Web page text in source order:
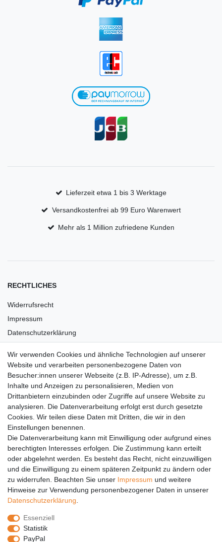
Lieferzeit etwa 1 bis 3 Werktage
Versandkostenfrei ab 99 Euro Warenwert
Mehr als 1 Million zufriedene Kunden
RECHTLICHES
Widerrufsrecht
Impressum
Datenschutzerklärung
Versandkosten
Barrierefreiheit
Anleitungen
Vertrag widerrufen
PARTNER
DHL
GLS
PaketPLUS
SPONSORING
Malchower SV 90
Malchower Wölfe
Wir verwenden Cookies und ähnliche Technologien auf unserer
Website und verarbeiten personenbezogene Daten von
Besucher:innen unserer Webseite (z.B. IP-Adresse), um z.B.
Inhalte und Anzeigen zu personalisieren, Medien von
Drittanbietern einzubinden oder Zugriffe auf unsere Website zu
analysieren. Die Datenverarbeitung erfolgt erst durch gesetzte
Cookies. Wir teilen diese Daten mit Dritten, die wir in den
Einstellungen benennen.
Die Datenverarbeitung kann mit Einwilligung oder aufgrund eines
berechtigten Interesses erfolgen. Die Zustimmung kann erteilt
oder abgelehnt werden. Es besteht das Recht, nicht einzuwilligen
und die Einwilligung zu einem späteren Zeitpunkt zu ändern oder
zu widerrufen. Beachten Sie unser Impressum und weitere
Hinweise zur Verwendung personenbezogener Daten in unserer
Daten­schutz­erklärung
Essenziell
Statistik
PayPal